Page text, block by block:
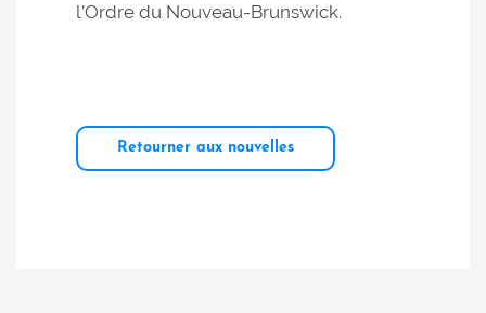
l’Ordre du Nouveau-Brunswick.
Retourner aux nouvelles